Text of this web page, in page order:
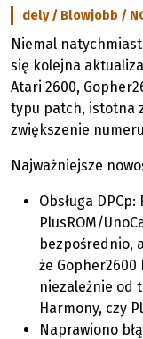
dely / Blowjobb /
Niemal natychmiast
się kolejna
Atari 2600,
typu patch, istotna
zwiększenie
Najważniejsze
Obsługa
PlusROM/
bezpośrednio,
że Gopher2600
niezależnie od
Harmony, czy
Naprawiono